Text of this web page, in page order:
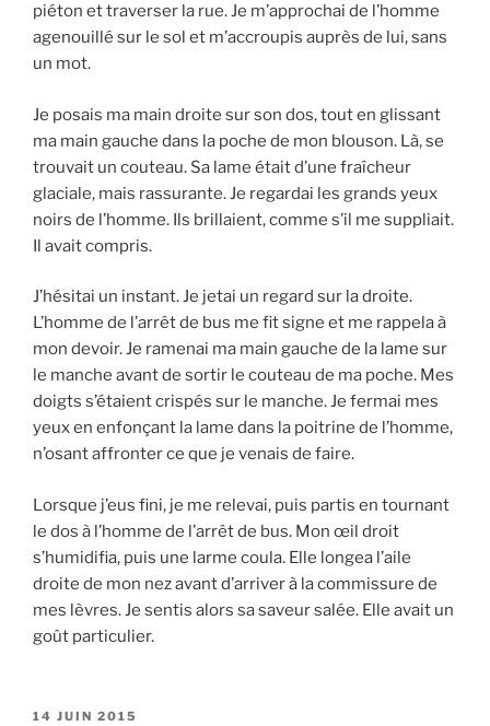
piéton et traverser la rue. Je m’approchai de l’homme
agenouillé sur le sol et m’accroupis auprès de lui, sans
un mot.
Je posais ma main droite sur son dos, tout en glissant
ma main gauche dans la poche de mon blouson. Là, se
trouvait un couteau. Sa lame était d’une fraîcheur
glaciale, mais rassurante. Je regardai les grands yeux
noirs de l’homme. Ils brillaient, comme s’il me suppliait.
Il avait compris.
J’hésitai un instant. Je jetai un regard sur la droite.
L’homme de l’arrêt de bus me fit signe et me rappela à
mon devoir. Je ramenai ma main gauche de la lame sur
le manche avant de sortir le couteau de ma poche. Mes
doigts s’étaient crispés sur le manche. Je fermai mes
yeux en enfonçant la lame dans la poitrine de l’homme,
n’osant affronter ce que je venais de faire.
Lorsque j’eus fini, je me relevai, puis partis en tournant
le dos à l’homme de l’arrêt de bus. Mon œil droit
s’humidifia, puis une larme coula. Elle longea l’aile
droite de mon nez avant d’arriver à la commissure de
mes lèvres. Je sentis alors sa saveur salée. Elle avait un
goût particulier.
P
14 JUIN 2015